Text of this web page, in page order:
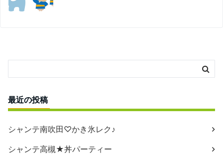
最近の投稿
シャンテ南吹田♡かき氷レク♪
シャンテ高槻★丼パーティー